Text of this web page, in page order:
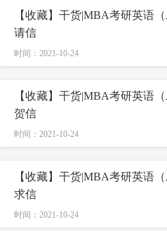
【收藏】干货|MBA考研英语
请信
时间：2021-10-24
【收藏】干货|MBA考研英语
贺信
时间：2021-10-24
【收藏】干货|MBA考研英语
求信
时间：2021-10-24